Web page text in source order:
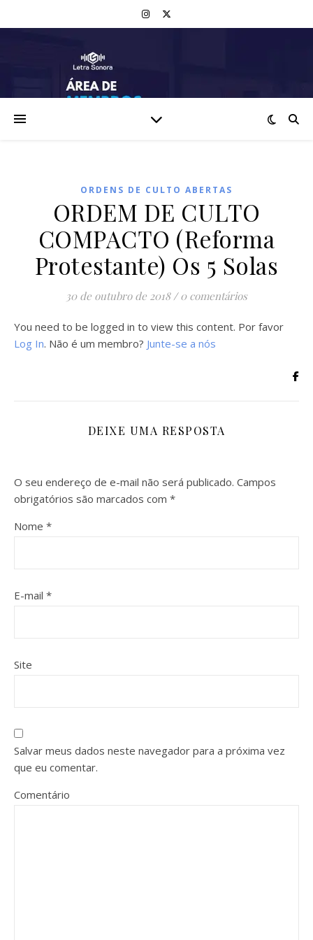
ORDENS DE CULTO ABERTAS
ORDEM DE CULTO
COMPACTO (Reforma
Protestante) Os 5 Solas
30 de outubro de 2018 / 0 comentários
You need to be logged in to view this content. Por favor
Log In. Não é um membro? Junte-se a nós
DEIXE UMA RESPOSTA
O seu endereço de e-mail não será publicado. Campos
obrigatórios são marcados com *
Nome *
E-mail *
Site
Salvar meus dados neste navegador para a próxima vez
que eu comentar.
Comentário